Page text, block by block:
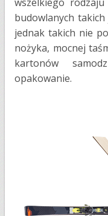
budowlanych takich
jednak takich nie
nożyka, mocnej
kartonów
opakowanie.